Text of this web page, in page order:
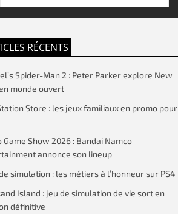
RÉCENTS
Spider-Man 2 : Peter Parker explore New
monde ouvert
Store : les jeux familiaux en promo pour
Game Show 2026 : Bandai Namco
annonce son lineup
simulation : les métiers à l’honneur sur PS4
Island : jeu de simulation de vie sort en
définitive